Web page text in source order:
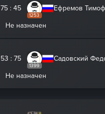
75 : 45
1253
Ефремов
Не назначен
53 : 75
1399
Садовский
Не назначен